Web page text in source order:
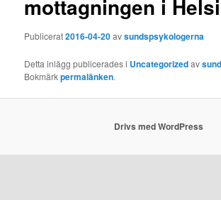
mottagningen i
Publicerat2016-04-20avsundspsykologerna
Detta inlägg publicerades i Uncategorizedav
Bokmärkpermalänken.
Drivs med WordPress